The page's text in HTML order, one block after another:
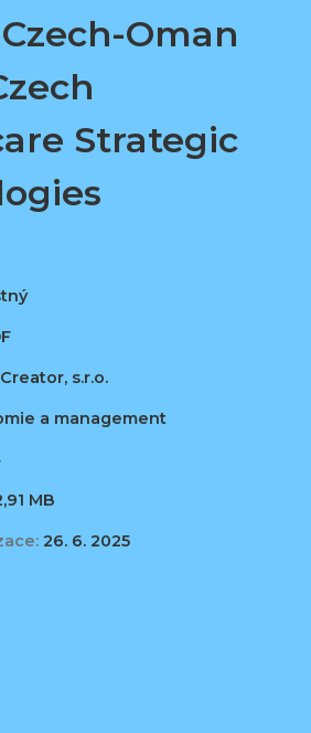
Oman
Strategic
s.r.o.
a management
MB
26. 6. 2025